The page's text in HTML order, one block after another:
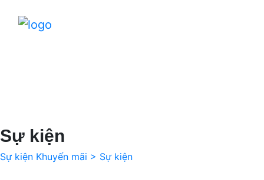
Sự kiện
Sự kiện Khuyến mãi > Sự kiện